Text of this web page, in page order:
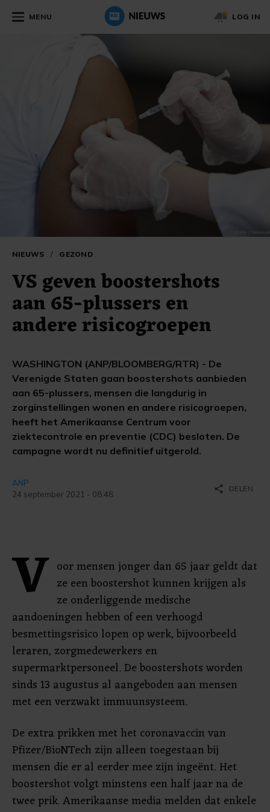
MENU LOG IN
NIEUWS / GEZOND
VS geven boostershots
aan 65-plussers en
andere risicogroepen
WASHINGTON (ANP/BLOOMBERG/RTR) - De
Verenigde Staten gaan boostershots aanbieden
aan 65-plussers, mensen die langdurig in
zorginstellingen wonen en andere risicogroepen,
heeft het Amerikaanse Centrum voor
ziektecontrole en preventie (CDC) besloten. De
campagne wordt nu definitief uitgerold.
ANP
24 september 2021 - 08:48
share DELEN
V oor mensen jonger dan 65 jaar geldt dat
ze een boostershot kunnen krijgen als
ze onderliggende medische
aandoeningen hebben of een verhoogd
besmettingsrisico lopen op werk, bijvoorbeeld
leraren, zorgmedewerkers en
supermarktpersoneel. De boostershots worden
sinds 13 augustus al aangeboden aan mensen
met een verzwakt immuunsysteem.
De extra prikken met het coronavaccin van
Pfizer/BioNTech zijn alleen toegestaan bij
mensen die er al eerder mee zijn ingeënt. Het
boostershot volgt minstens een half jaar na de
twee prik. Amerikaanse media melden dat enkele